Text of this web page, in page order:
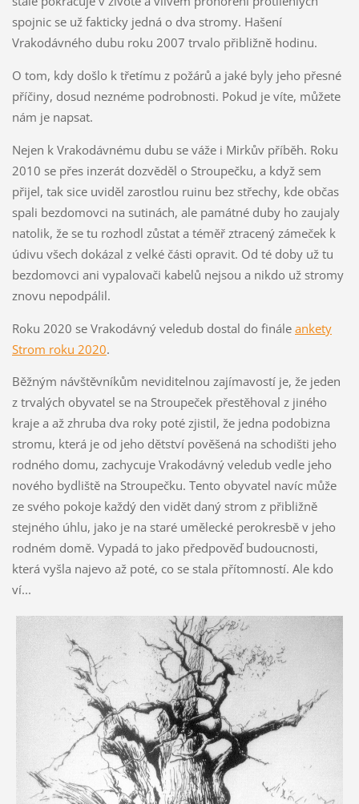
spojnic se už fakticky jedná o dva stromy. Hašení
Vrakodávného dubu roku 2007 trvalo přibližně hodinu.
O tom, kdy došlo k třetímu z požárů a jaké byly jeho přesné
příčiny, dosud neznéme podrobnosti. Pokud je víte, můžete
nám je napsat.
Nejen k Vrakodávnému dubu se váže i Mirkův příběh. Roku
2010 se přes inzerát dozvěděl o Stroupečku, a když sem
přijel, tak sice uviděl zarostlou ruinu bez střechy, kde občas
spali bezdomovci na sutinách, ale památné duby ho zaujaly
natolik, že se tu rozhodl zůstat a téměř ztracený zámeček k
údivu všech dokázal z velké části opravit. Od té doby už tu
bezdomovci ani vypalovači kabelů nejsou a nikdo už stromy
znovu nepodpálil.
Roku 2020 se Vrakodávný veledub dostal do finále ankety
Strom roku 2020.
Běžným návštěvníkům neviditelnou zajímavostí je, že jeden
z trvalých obyvatel se na Stroupeček přestěhoval z jiného
kraje a až zhruba dva roky poté zjistil, že jedna podobizna
stromu, která je od jeho dětství pověšená na schodišti jeho
rodného domu, zachycuje Vrakodávný veledub vedle jeho
nového bydliště na Stroupečku. Tento obyvatel navíc může
ze svého pokoje každý den vidět daný strom z přibližně
stejného úhlu, jako je na staré umělecké perokresbě v jeho
rodném domě. Vypadá to jako předpověď budoucnosti,
která vyšla najevo až poté, co se stala přítomností. Ale kdo
ví...